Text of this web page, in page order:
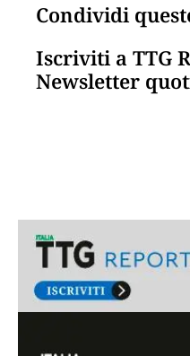
Condividi
Iscriviti a TTG
Newsletter